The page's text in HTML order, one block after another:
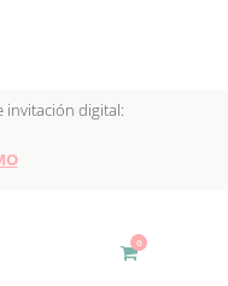
invitación digital:
0